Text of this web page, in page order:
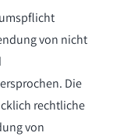
von nicht
Die
rechtliche
von